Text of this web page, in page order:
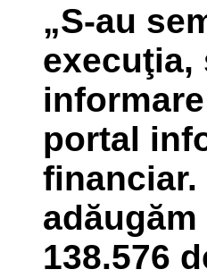
„S-au
execuţia,
portal
financiar.
138.576